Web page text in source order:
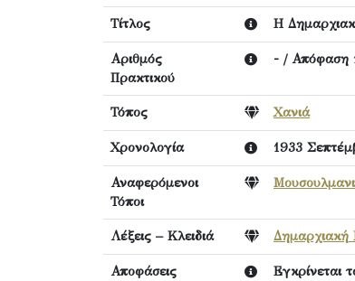
Τίτλος Η
Αριθμός
Πρακτικού
- / Απόφαση
Τόπος Χανιά
Χρονολογία 1933
Αναφερόμενοι
Τόποι
Λέξεις – Κλειδιά Δημαρχιακή
Αποφάσεις
Εγκρίνεται